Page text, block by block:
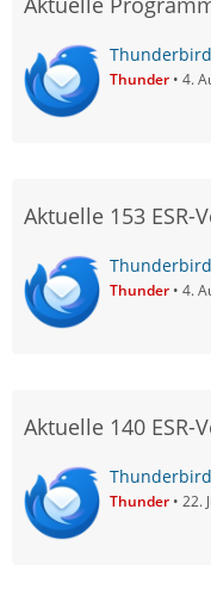
Thunder 4.
Aktuelle 153 ESR-
Thunder 4.
Aktuelle 140 ESR-
Thunder 22.